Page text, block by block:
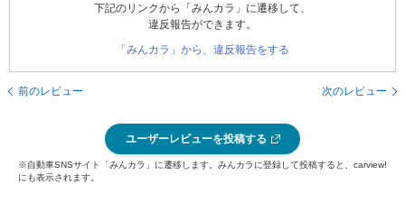
下記のリンクから「みんカラ」に遷移して、
違反報告ができます。
「みんカラ」から、違反報告をする
前のレビュー 次のレビュー
ユーザーレビューを投稿する
※自動車SNSサイト「みんカラ」に遷移します。みんカラに登録して投稿すると、carview!
にも表示されます。